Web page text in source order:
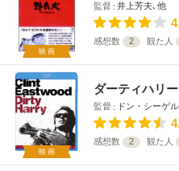
映画
監督 井上芳夫､他
感想数 2 観た人
映画
ダーティハリー
監督 ドン・シーゲル
感想数 2 観た人